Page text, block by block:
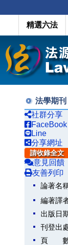
精選六法
法學期刊
社群分享
FaceBook
Line
分享網址
請收錄全文
意見回饋
友善列印
論著名
編著譯
出版日
刊登出
頁 數